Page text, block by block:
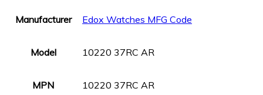
Manufacturer Edox Watches MFG Code
Model 10220 37RC AR
MPN 10220 37RC AR